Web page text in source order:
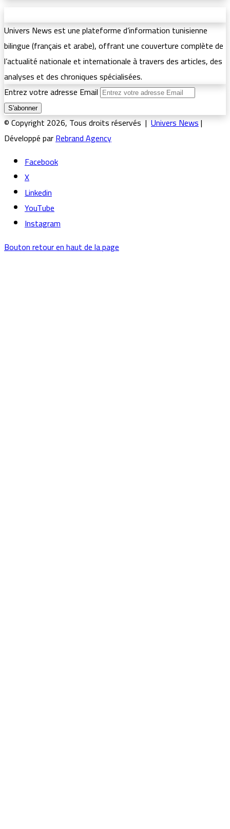
Univers News est une plateforme d’information tunisienne
bilingue (français et arabe), offrant une couverture complète de
l’actualité nationale et internationale à travers des articles, des
analyses et des chroniques spécialisées.
Entrez votre adresse Email
© Copyright 2026, Tous droits réservés |Univers News|
Développé parRebrand Agency
Facebook
X
Linkedin
YouTube
Instagram
Bouton retour en haut de la page